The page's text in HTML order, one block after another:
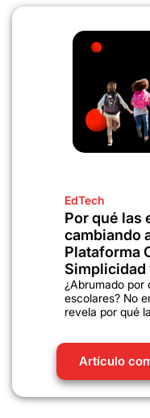
EdTech
Por qué las
cambiando
Plataforma
Simplicidad
¿Abrumado por
escolares? No
revela por qué
Artículo